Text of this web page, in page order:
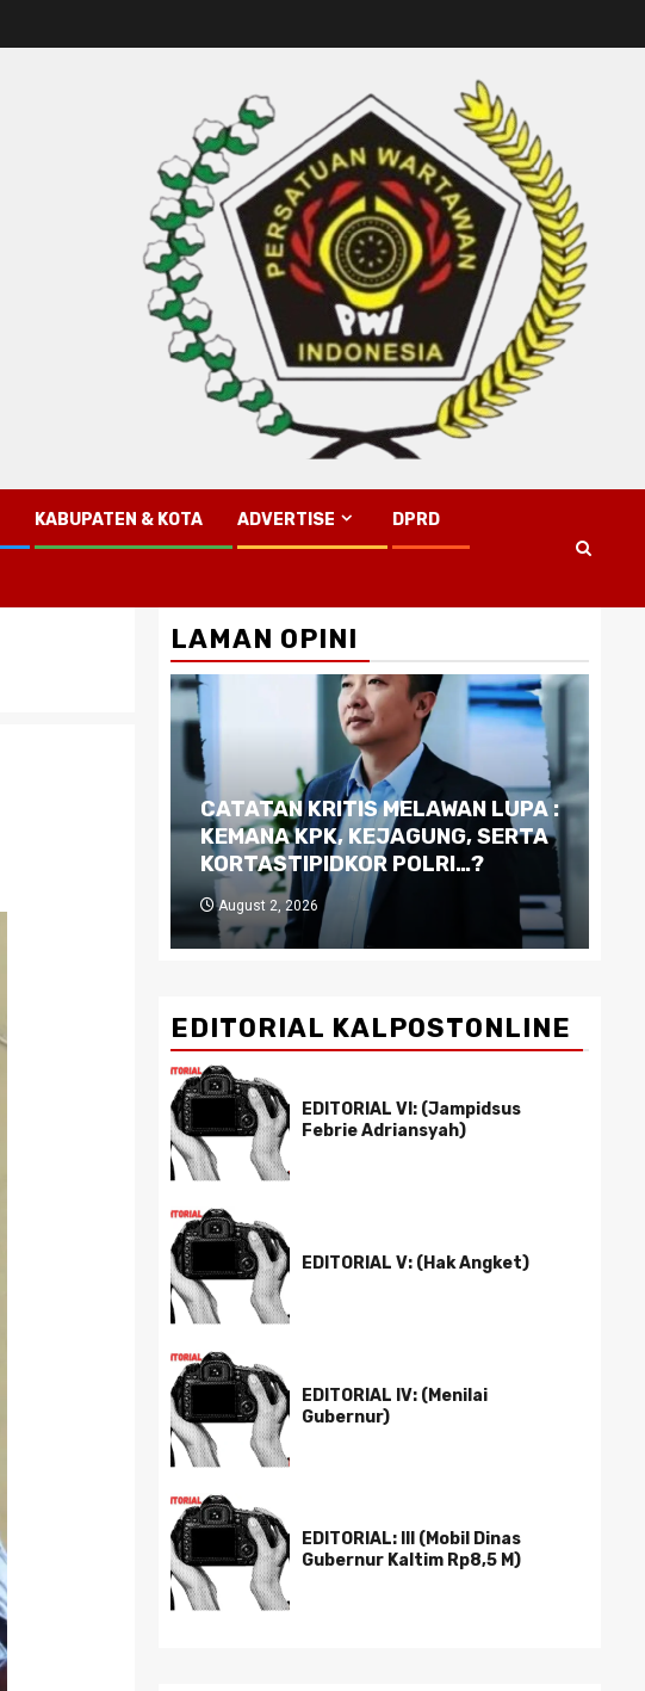
KABUPATEN & KOTA ADVERTISE DPRD
LAMAN OPINI
CATATAN KRITIS MELAWAN LUPA :
KEMANA KPK, KEJAGUNG, SERTA
KORTASTIPIDKOR POLRI…?
August 2, 2026
EDITORIAL KALPOSTONLINE
EDITORIAL VI: (Jampidsus
Febrie Adriansyah)
EDITORIAL V: (Hak Angket)
EDITORIAL IV: (Menilai
Gubernur)
EDITORIAL: III (Mobil Dinas
Gubernur Kaltim Rp8,5 M)